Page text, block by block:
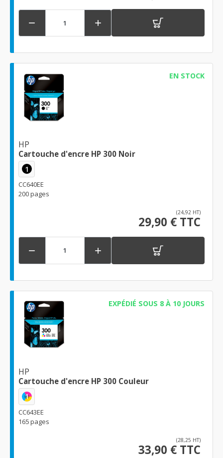
 
EN STOCK
HP
Cartouche d'encre HP 300 Noir
1
CC640EE
200 pages
(24,92 HT)
29,90 € TTC
 
EXPÉDIÉ SOUS 8 À 10 JOURS
HP
Cartouche d'encre HP 300 Couleur
1
CC643EE
165 pages
(28,25 HT)
33,90 € TTC